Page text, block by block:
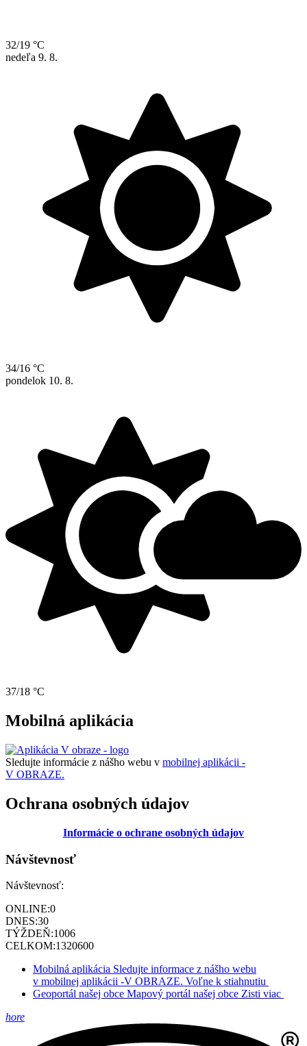
32/19 °C
nedeľa 9. 8.
34/16 °C
pondelok 10. 8.
37/18 °C
Mobilná aplikácia
Sledujte informácie z nášho webu v mobilnej aplikácii -
V OBRAZE.
Ochrana osobných údajov
Informácie o ochrane osobných údajov
Návštevnosť
Návštevnosť:
ONLINE:0
DNES:30
TÝŽDEŇ:1006
CELKOM:1320600
Mobilná aplikácia Sledujte informace z nášho webu
v mobilnej aplikácii -V OBRAZE. Voľne k stiahnutiu
Geoportál našej obce Mapový portál našej obce Zisti viac
hore